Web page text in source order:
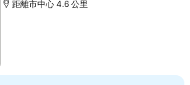
距離市中心 4.6 公里